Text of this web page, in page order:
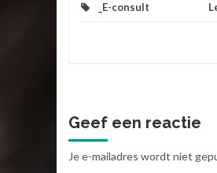
_E-consult
Geef een reactie
Je e-mailadres wordt niet